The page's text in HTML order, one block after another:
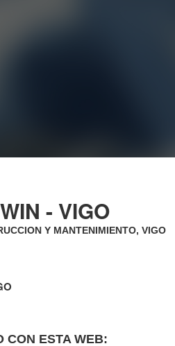
- VIGO
Y MANTENIMIENTO, VIGO
CON ESTA WEB: